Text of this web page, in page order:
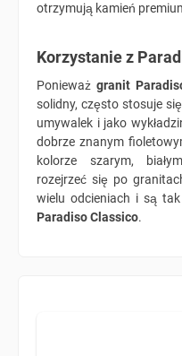
otrzymują kamień
Korzystanie z
Ponieważgranit
solidny, często stosuje
umywalek i jako
dobrze znanym
kolorze szarym,
rozejrzeć się po
wielu odcieniach i są
Paradiso Classico.